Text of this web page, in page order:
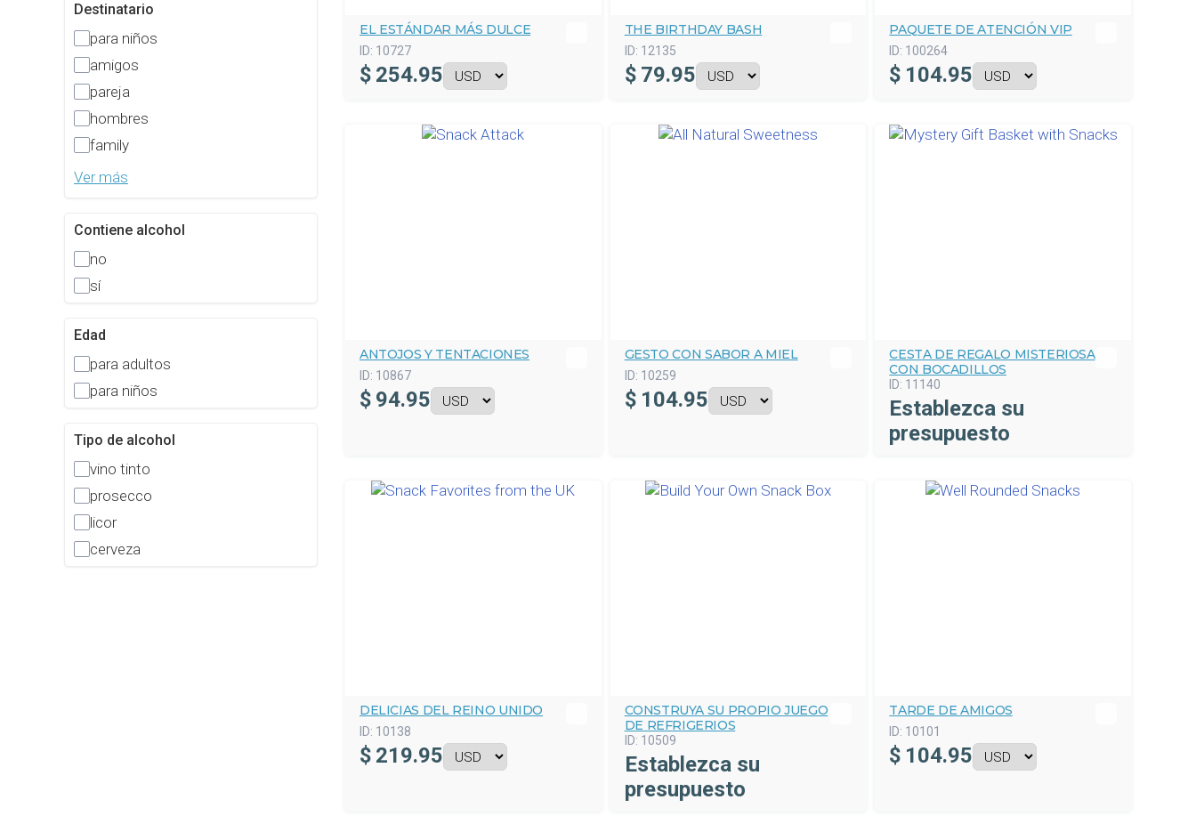
Destinatario
para niños
amigos
pareja
hombres
family
Ver más
Contiene alcohol
no
sí
Edad
para adultos
para niños
Tipo de alcohol
vino tinto
prosecco
licor
cerveza
EL ESTÁNDAR MÁS DULCE
ID: 10727
$ 254.95
THE BIRTHDAY BASH
ID: 12135
$ 79.95
PAQUETE DE ATENCIÓN VIP
ID: 100264
$ 104.95
ANTOJOS Y TENTACIONES
ID: 10867
$ 94.95
GESTO CON SABOR A MIEL
ID: 10259
$ 104.95
CESTA DE REGALO MISTERIOSA
CON BOCADILLOS
ID: 11140
Establezca su
presupuesto
DELICIAS DEL REINO UNIDO
ID: 10138
$ 219.95
CONSTRUYA SU PROPIO JUEGO
DE REFRIGERIOS
ID: 10509
Establezca su
presupuesto
TARDE DE AMIGOS
ID: 10101
$ 104.95